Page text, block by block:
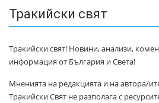
Тракийски свят
Тракийски свят! Новини, анализи,
информация от България и Света!
Мненията на редакцията и на автора/
Тракийски Свят не разполага с